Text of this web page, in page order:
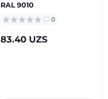
RAL 9010
0
83.40 UZS